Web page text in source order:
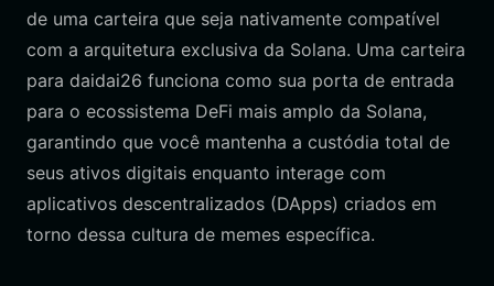
de uma carteira que seja nativamente compatível
com a arquitetura exclusiva da Solana. Uma carteira
para daidai26 funciona como sua porta de entrada
para o ecossistema DeFi mais amplo da Solana,
garantindo que você mantenha a custódia total de
seus ativos digitais enquanto interage com
aplicativos descentralizados (DApps) criados em
torno dessa cultura de memes específica.